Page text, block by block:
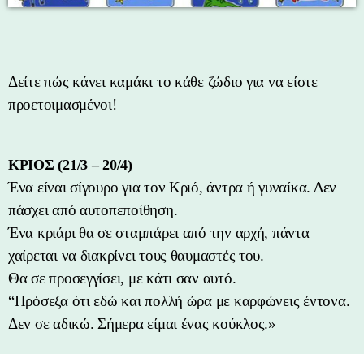
Δείτε πώς κάνει καμάκι το κάθε ζώδιο για να είστε
προετοιμασμένοι!
ΚΡΙΟΣ (21/3 – 20/4)
Ένα είναι σίγουρο για τον Κριό, άντρα ή γυναίκα. Δεν
πάσχει από αυτοπεποίθηση.
Ένα κριάρι θα σε σταμπάρει από την αρχή, πάντα
χαίρεται να διακρίνει τους θαυμαστές του.
Θα σε προσεγγίσει, με κάτι σαν αυτό.
“Πρόσεξα ότι εδώ και πολλή ώρα με καρφώνεις έντονα.
Δεν σε αδικώ. Σήμερα είμαι ένας κούκλος.»